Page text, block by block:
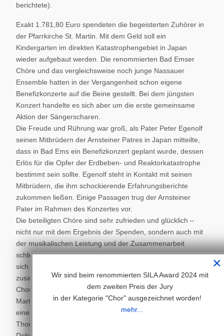
berichtete).
Exakt 1.781,80 Euro spendeten die begeisterten Zuhörer in
der Pfarrkirche St. Martin. Mit dem Geld soll ein
Kindergarten im direkten Katastrophengebiet in Japan
wieder aufgebaut werden. Die renommierten Bad Emser
Chöre und das vergleichsweise noch junge Nassauer
Ensemble hatten in der Vergangenheit schon eigene
Benefizkonzerte auf die Beine gestellt. Bei dem jüngsten
Konzert handelte es sich aber um die erste gemeinsame
Aktion der Sängerscharen.
Die Freude und Rührung war groß, als Pater Peter Egenolf
seinen Mitbrüdern der Arnsteiner Patres in Japan mitteilte,
dass in Bad Ems ein Benefizkonzert geplant wurde, dessen
Erlös für die Opfer der Erdbeben- und Reaktorkatastrophe
bestimmt sein sollte. Egenolf steht in Kontakt mit seinen
Mitbrüdern, die ihm schockierende Erfahrungsberichte
zukommen ließen. Einige Passagen trug der Arnsteiner
Pater im Rahmen des Konzertes vor.
Die beteiligten Chöre sind sehr zufrieden und glücklich –
nicht nur mit dem Ergebnis der Spenden, sondern auch mit
der musikalischen Leistung und der Zusammenarbeit
schlechthin. „Das wirklich Schöne an dem Konzert war, dass
sich drei bekannte Chöre aus Bad Ems und Nassau
zusammengetan haben zu einer Art großer
Chorvereinigung", sagt Bezirkskantor und Kopf des St.-
Martins-Chores Lutz Brenner. Dass die Aktion unbedingt
eine Fortsetzung haben soll, darin sind sich Brenner,
Thomas Diel (tonArt) und Ingo Thrun (evangelischer
×
Wir sind beim renommierten SILA Award 2024 mit
dem zweiten Preis der Jury
in der Kategorie "Chor" ausgezeichnet worden!
mehr...